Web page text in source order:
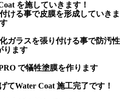
を施していきます！
ける事で皮膜を形成していきま
す
ガラスを張り付ける事で防汚性
ります
で犠牲塗膜を作ります
てWater Coat 施工完了です！